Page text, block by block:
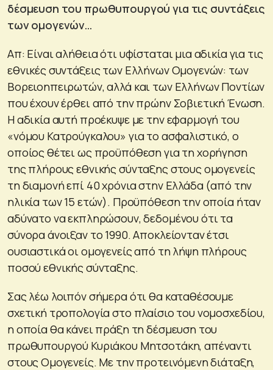
δέσμευση του πρωθυπουργού για τις συντάξεις
των ομογενών…
Απ: Είναι αλήθεια ότι υφίσταται μια αδικία για τις
εθνικές συντάξεις των Ελλήνων Ομογενών: των
Βορειοηπειρωτών, αλλά και των Ελλήνων Ποντίων
που έχουν έρθει από την πρώην Σοβιετική Ένωση.
Η αδικία αυτή προέκυψε με την εφαρμογή του
«νόμου Κατρούγκαλου» για το ασφαλιστικό, ο
οποίος θέτει ως προϋπόθεση για τη χορήγηση
της πλήρους εθνικής σύνταξης στους ομογενείς
τη διαμονή επί 40 χρόνια στην Ελλάδα (από την
ηλικία των 15 ετών). Προϋπόθεση την οποία ήταν
αδύνατο να εκπληρώσουν, δεδομένου ότι τα
σύνορα άνοιξαν το 1990. Αποκλείονταν έτσι
ουσιαστικά οι ομογενείς από τη λήψη πλήρους
ποσού εθνικής σύνταξης.
Σας λέω λοιπόν σήμερα ότι θα καταθέσουμε
σχετική τροπολογία στο πλαίσιο του νομοσχεδίου,
η οποία θα κάνει πράξη τη δέσμευση του
πρωθυπουργού Κυριάκου Μητσοτάκη, απέναντι
στους Ομογενείς. Με την προτεινόμενη διάταξη,